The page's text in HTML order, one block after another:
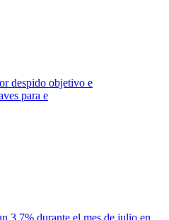
despido objetivo e
para e